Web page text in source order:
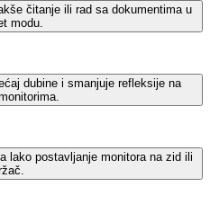
čitanje ili rad sa dokumentima u
modu.
dubine i smanjuje refleksije na
lako postavljanje monitora na zid ili